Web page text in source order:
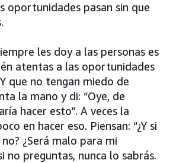
oportunidades pasan sin que
les doy a las personas es
atentas a las oportunidades
que no tengan miedo de
la mano y di: “Oye, de
hacer esto”. A veces la
en hacer eso. Piensan: “¿Y si
¿Será malo para mi
no preguntas, nunca lo sabrás.